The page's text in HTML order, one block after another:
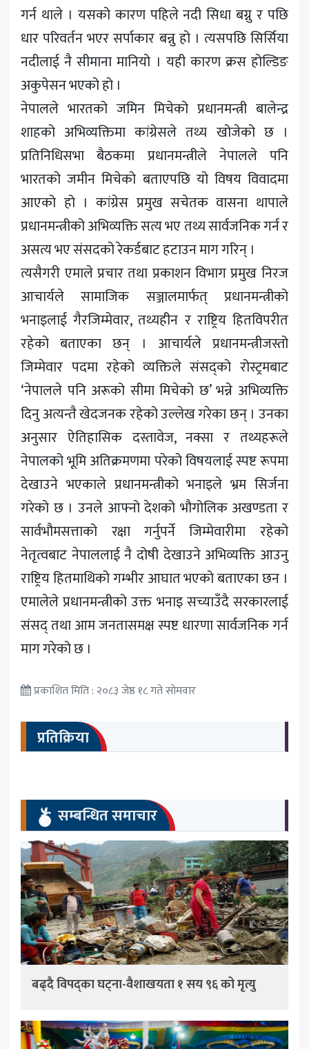
गर्न थाले । यसको कारण पहिले नदी सिधा बग्नु र पछि
धार परिवर्तन भएर सर्पाकार बन्नु हो । त्यसपछि सिर्सिया
नदीलाई नै सीमाना मानियो । यही कारण क्रस होल्डिङ
अकुपेसन भएको हो ।
नेपालले भारतको जमिन मिचेको प्रधानमन्त्री बालेन्द्र
शाहको अभिव्यक्तिमा कांग्रेसले तथ्य खोजेको छ ।
प्रतिनिधिसभा बैठकमा प्रधानमन्त्रीले नेपालले पनि
भारतको जमीन मिचेको बताएपछि यो विषय विवादमा
आएको हो । कांग्रेस प्रमुख सचेतक वासना थापाले
प्रधानमन्त्रीको अभिव्यक्ति सत्य भए तथ्य सार्वजनिक गर्न र
असत्य भए संसदको रेकर्डबाट हटाउन माग गरिन् ।
त्यसैगरी एमाले प्रचार तथा प्रकाशन विभाग प्रमुख निरज
आचार्यले सामाजिक सञ्जालमार्फत् प्रधानमन्त्रीको
भनाइलाई गैरजिम्मेवार, तथ्यहीन र राष्ट्रिय हितविपरीत
रहेको बताएका छन् । आचार्यले प्रधानमन्त्रीजस्तो
जिम्मेवार पदमा रहेको व्यक्तिले संसद्को रोस्ट्रमबाट
‘नेपालले पनि अरूको सीमा मिचेको छ’ भन्ने अभिव्यक्ति
दिनु अत्यन्तै खेदजनक रहेको उल्लेख गरेका छन् । उनका
अनुसार ऐतिहासिक दस्तावेज, नक्सा र तथ्यहरूले
नेपालको भूमि अतिक्रमणमा परेको विषयलाई स्पष्ट रूपमा
देखाउने भएकाले प्रधानमन्त्रीको भनाइले भ्रम सिर्जना
गरेको छ । उनले आफ्नो देशको भौगोलिक अखण्डता र
सार्वभौमसत्ताको रक्षा गर्नुपर्ने जिम्मेवारीमा रहेको
नेतृत्वबाट नेपाललाई नै दोषी देखाउने अभिव्यक्ति आउनु
राष्ट्रिय हितमाथिको गम्भीर आघात भएको बताएका छन ।
एमालेले प्रधानमन्त्रीको उक्त भनाइ सच्याउँदै सरकारलाई
संसद् तथा आम जनतासमक्ष स्पष्ट धारणा सार्वजनिक गर्न
माग गरेको छ ।
प्रकाशित मिति : २०८३ जेष्ठ १८ गते सोमवार
प्रतिक्रिया
सम्बन्धित समाचार
बढ्दै विपद्का घट्ना-वैशाखयता १ सय ९६ को मृत्यु